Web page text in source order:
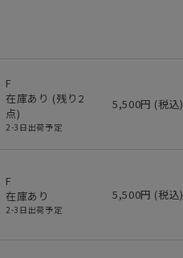
F
在庫あり (残り 2
点)
2-3日出荷予定
5,500円 (税込)
F
在庫あり
2-3日出荷予定
5,500円 (税込)